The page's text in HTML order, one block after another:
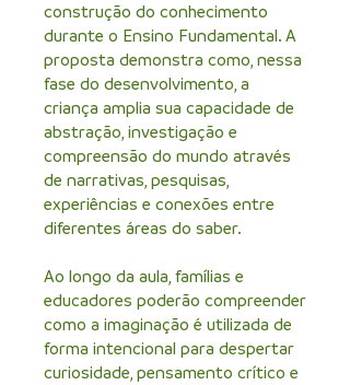
construção do conhecimento
durante o Ensino Fundamental. A
proposta demonstra como, nessa
fase do desenvolvimento, a
criança amplia sua capacidade de
abstração, investigação e
compreensão do mundo através
de narrativas, pesquisas,
experiências e conexões entre
diferentes áreas do saber.
Ao longo da aula, famílias e
educadores poderão compreender
como a imaginação é utilizada de
forma intencional para despertar
curiosidade, pensamento crítico e